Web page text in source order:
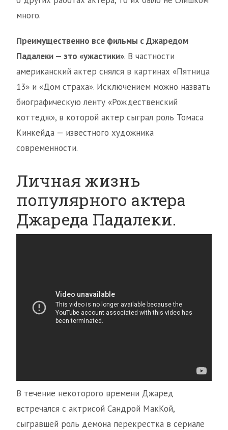
много.
Преимущественно все фильмы с Джаредом
Падалеки — это «ужастики». В частности
американский актер снялся в картинах «Пятница
13» и «Дом страха». Исключением можно назвать
биографическую ленту «Рождественский
коттедж», в которой актер сыграл роль Томаса
Кинкейда — известного художника
современности.
Личная жизнь
популярного актера
Джареда Падалеки.
В течение некоторого времени Джаред
встречался с актрисой Сандрой МакКой,
сыгравшей роль демона перекрестка в сериале